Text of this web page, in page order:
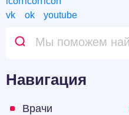
Навигация
Врачи